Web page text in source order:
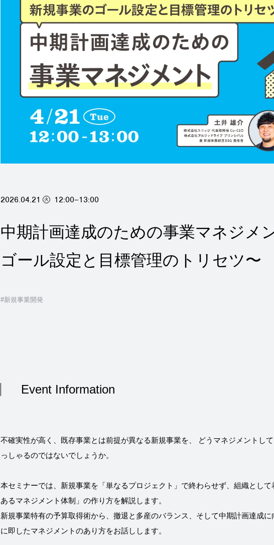
2026.04.21 火 12:00–13:00
中期計画達成のための事業マネジメ
ゴール設定と目標管理のトリセツ〜
#新規事業開発
Event Information
不確実性が高く、既存事業とは前提が異なる新規事業を、 どうマネジメントし
っしゃるのではないでしょうか。
本セミナーでは、新規事業を「単なるプロジェクト」で終わらせず、組織とし
あるマネジメント体制」の作り方を解説します。
新規事業特有の予算取得術から、撤退と多産のバランス、そして中期計画達成
に即したマネジメントのあり方をお話しします。